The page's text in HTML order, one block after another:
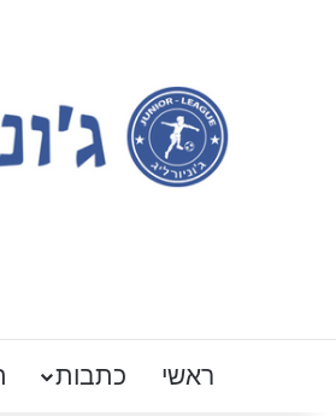
ראשי כתבות